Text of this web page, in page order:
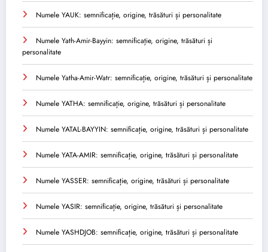
Numele YAUK: semnificație, origine, trăsături și personalitate
Numele Yath-Amir-Bayyin: semnificație, origine, trăsături și
personalitate
Numele Yatha-Amir-Watr: semnificație, origine, trăsături și personalitate
Numele YATHA: semnificație, origine, trăsături și personalitate
Numele YATAL-BAYYIN: semnificație, origine, trăsături și personalitate
Numele YATA-AMIR: semnificație, origine, trăsături și personalitate
Numele YASSER: semnificație, origine, trăsături și personalitate
Numele YASIR: semnificație, origine, trăsături și personalitate
Numele YASHDJOB: semnificație, origine, trăsături și personalitate